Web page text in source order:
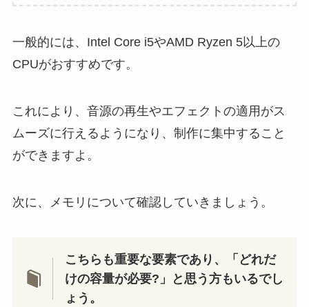
一般的には、Intel Core i5やAMD Ryzen 5以上の
CPUがおすすめです。
これにより、音源の再生やエフェクトの適用がス
ムーズに行えるようになり、制作に集中すること
ができますよ。
次に、メモリについて確認していきましょう。
こちらも重要な要素であり、「どれだ
けの容量が必要?」と思う方もいるでし
ょう。